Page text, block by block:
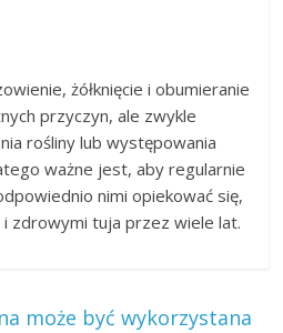
żółknięcie i obumieranie
przyczyn, ale zwykle
rośliny lub występowania
ważne jest, aby regularnie
nimi opiekować się,
i zdrowymi tuja przez wiele lat.
może być wykorzystana